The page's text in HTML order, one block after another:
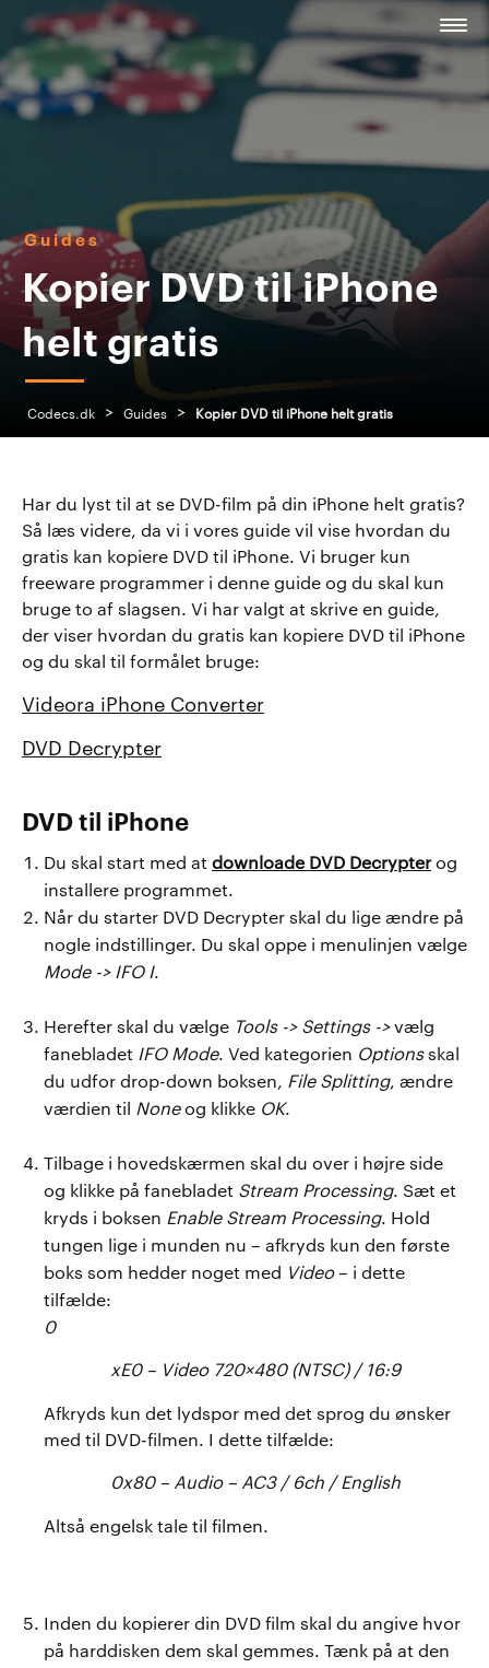
Guides
Kopier DVD til iPhone
helt gratis
Codecs.dk > Guides > Kopier DVD til iPhone helt gratis
Har du lyst til at se DVD-film på din iPhone helt gratis?
Så læs videre, da vi i vores guide vil vise hvordan du
gratis kan kopiere DVD til iPhone. Vi bruger kun
freeware programmer i denne guide og du skal kun
bruge to af slagsen. Vi har valgt at skrive en guide,
der viser hvordan du gratis kan kopiere DVD til iPhone
og du skal til formålet bruge:
Videora iPhone Converter
DVD Decrypter
DVD til iPhone
Du skal start med at downloade DVD Decrypterog
installere programmet.
Når du starter DVD Decrypter skal du lige ændre på
nogle indstillinger. Du skal oppe i menulinjen vælge
Mode -> IFO I.
Herefter skal du vælge Tools -> Settings ->vælg
fanebladet IFO Mode. Ved kategorien Optionsskal
du udfor drop-down boksen, File Splitting, ændre
værdien til
Noneog klikke OK.
Tilbage i hovedskærmen skal du over i højre side
og klikke på fanebladet Stream Processing. Sæt et
kryds i boksen Enable Stream Processing. Hold
tungen lige i munden nu – afkryds kun den første
boks som hedder noget med Video– i dette
tilfælde:
0
xE0 – Video 720×480 (NTSC) / 16:9
Afkryds kun det lydspor med det sprog du ønsker
med til DVD-filmen. I dette tilfælde:
0x80 – Audio – AC3 / 6ch / English
Altså engelsk tale til filmen.
Inden du kopierer din DVD film skal du angive hvor
på harddisken dem skal gemmes. Tænk på at den